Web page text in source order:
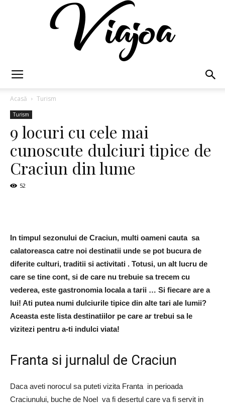
Acasă Turism
Turism
9 locuri cu cele mai
cunoscute dulciuri tipice de
Craciun din lume
52
In timpul sezonului de Craciun, multi oameni cauta sa
calatoreasca catre noi destinatii unde se pot bucura de
diferite culturi, traditii si activitati . Totusi, un alt lucru de
care se tine cont, si de care nu trebuie sa trecem cu
vederea, este gastronomia locala a tarii … Si fiecare are a
lui! Ati putea numi dulciurile tipice din alte tari ale lumii?
Aceasta este lista destinatiilor pe care ar trebui sa le
vizitezi pentru a-ti indulci viata!
Franta si jurnalul de Craciun
Daca aveti norocul sa puteti vizita Franta in perioada
Craciunului, buche de Noel va fi desertul care va fi servit in